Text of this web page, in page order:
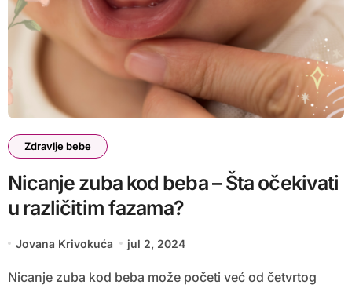
Zdravlje bebe
Nicanje zuba kod beba – Šta očekivati
u različitim fazama?
Jovana Krivokuća jul 2, 2024
Nicanje zuba kod beba može početi već od četvrtog